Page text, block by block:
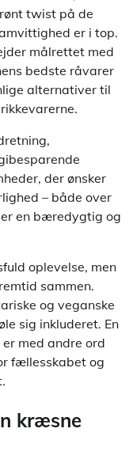
twist på de
er i top.
målrettet med
bedste råvarer
alternativer til
der ønsker
– både over
en bæredygtig og
oplevelse, men
sammen.
og veganske
sig inkluderet. En
med andre ord
fællesskabet og
kræsne